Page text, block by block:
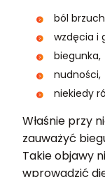
ból
wzdęcia i
biegunka,
nudności,
niekiedy
Właśnie przy
zauważyć
Takie objawy
wprowadzić